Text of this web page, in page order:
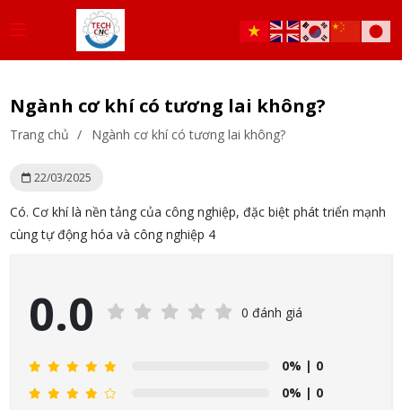
Ngành cơ khí có tương lai không?
Trang chủ / Ngành cơ khí có tương lai không?
22/03/2025
Có. Cơ khí là nền tảng của công nghiệp, đặc biệt phát triển mạnh
cùng tự động hóa và công nghiệp 4
0.0 0 đánh giá
0% | 0
0% | 0